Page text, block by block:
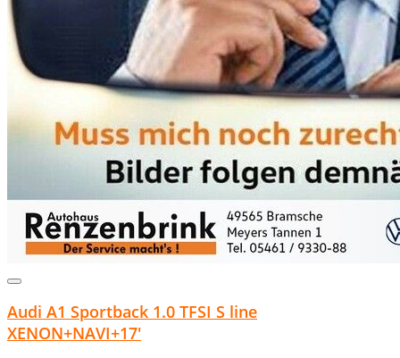
Audi A1 Sportback 1.0 TFSI S line
XENON+NAVI+17'